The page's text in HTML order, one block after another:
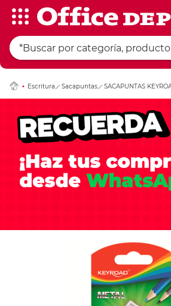
Escritura Sacapuntas SACAPUNTAS